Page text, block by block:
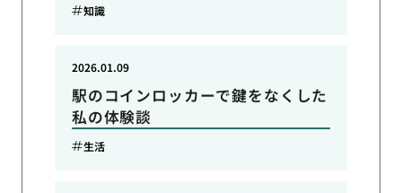
知識
駅のコインロッカーで鍵をなくした
私の体験談
2026.01.09
生活